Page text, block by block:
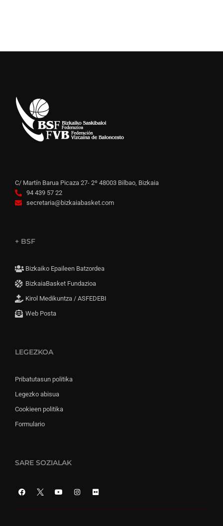
C/ Martín Barua Picaza 27- 2º 48003 Bilbao, Bizkaia
94 439 57 22
secretaria@bizkaiabasket.com
+ BSF
Bizkaiko Epaileen Batzordea
BizkaiaBasket Fundazioa
Kirol Medikuntza / ASFEDEBI
Web Posta
LEGEZKOA
Pribatutasun politika
Legezko abisua
Cookieen politika
Formulario
SARE SOZIALAK